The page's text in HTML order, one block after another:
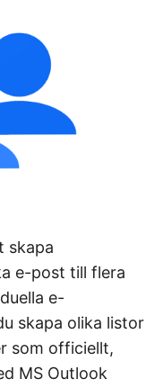
skapa
e-post till flera
e-
skapa olika listor
som officiellt,
MS Outlook